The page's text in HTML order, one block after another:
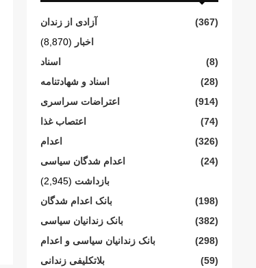
آزادی از زندان
(367)
اخبار (8,870)
اسناد
(8)
اسناد و شهادتنامە
(28)
اعتراضات سراسری
(914)
اعتصاب غذا
(74)
اعدام
(326)
اعدام شدگان سیاسی
(24)
بازداشت (2,945)
بانک اعدام شدگان
(198)
بانک زندانیان سیاسی
(382)
بانک زندانیان سیاسی و اعدام
(298)
بلاتکلیفی زندانی
(59)